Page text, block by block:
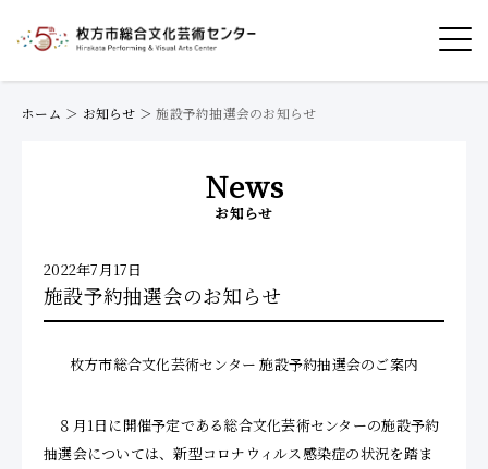
ホーム ＞ お知らせ ＞施設予約抽選会のお知らせ
News
お知らせ
2022年7月17日
施設予約抽選会のお知らせ
枚方市総合文化芸術センター 施設予約抽選会のご案内
８月1日に開催予定である総合文化芸術センターの施設予約
抽選会については、新型コロナウィルス感染症の状況を踏ま